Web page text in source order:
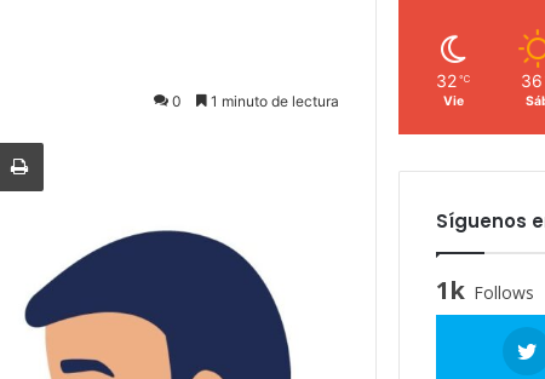
0 1 minuto de lectura
por correo electrónicoImprimir
32 ℃
Vie
36
Síguenos
1k Follows